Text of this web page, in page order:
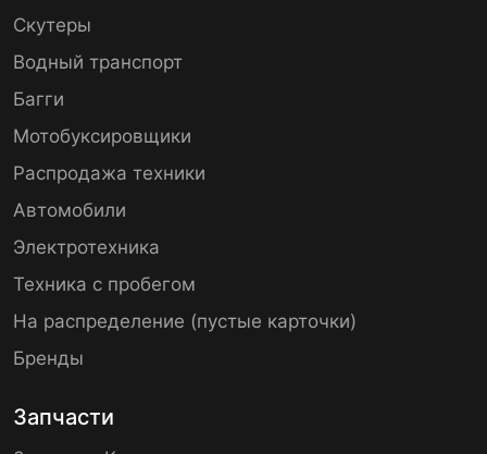
Скутеры
Водный транспорт
Багги
Мотобуксировщики
Распродажа техники
Автомобили
Электротехника
Техника с пробегом
На распределение (пустые карточки)
Бренды
Запчасти